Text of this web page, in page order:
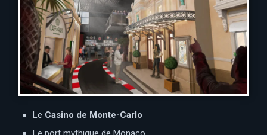
Le Casino de Monte-Carlo